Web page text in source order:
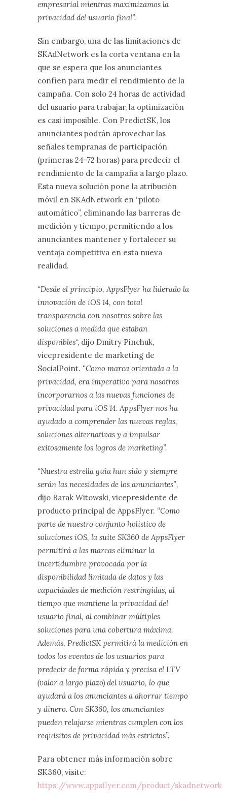
empresarial mientras maximizamos la
privacidad del usuario final”.
Sin embargo, una de las limitaciones de
SKAdNetwork es la corta ventana en la
que se espera que los anunciantes
confíen para medir el rendimiento de la
campaña. Con solo 24 horas de actividad
del usuario para trabajar, la optimización
es casi imposible. Con PredictSK, los
anunciantes podrán aprovechar las
señales tempranas de participación
(primeras 24-72 horas) para predecir el
rendimiento de la campaña a largo plazo.
Esta nueva solución pone la atribución
móvil en SKAdNetwork en “piloto
automático”, eliminando las barreras de
medición y tiempo, permitiendo a los
anunciantes mantener y fortalecer su
ventaja competitiva en esta nueva
realidad.
“Desde el principio, AppsFlyer ha liderado la
innovación de iOS 14, con total
transparencia con nosotros sobre las
soluciones a medida que estaban
disponibles“, dijo Dmitry Pinchuk,
vicepresidente de marketing de
SocialPoint. “Como marca orientada a la
privacidad, era imperativo para nosotros
incorporarnos a las nuevas funciones de
privacidad para iOS 14. AppsFlyer nos ha
ayudado a comprender las nuevas reglas,
soluciones alternativas y a impulsar
exitosamente los logros de marketing”.
“Nuestra estrella guía han sido y siempre
serán las necesidades de los anunciantes”,
dijo Barak Witowski, vicepresidente de
producto principal de AppsFlyer. “Como
parte de nuestro conjunto holístico de
soluciones iOS, la suite SK360 de AppsFlyer
permitirá a las marcas eliminar la
incertidumbre provocada por la
disponibilidad limitada de datos y las
capacidades de medición restringidas, al
tiempo que mantiene la privacidad del
usuario final, al combinar múltiples
soluciones para una cobertura máxima.
Además, PredictSK permitirá la medición en
todos los eventos de los usuarios para
predecir de forma rápida y precisa el LTV
(valor a largo plazo) del usuario, lo que
ayudará a los anunciantes a ahorrar tiempo
y dinero. Con SK360, los anunciantes
pueden relajarse mientras cumplen con los
requisitos de privacidad más estrictos”.
Para obtener más información sobre
SK360, visite:
https://www.appsflyer.com/product/skadnetwork